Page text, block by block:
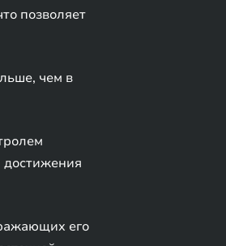
позволяет
чем в
достижения
его